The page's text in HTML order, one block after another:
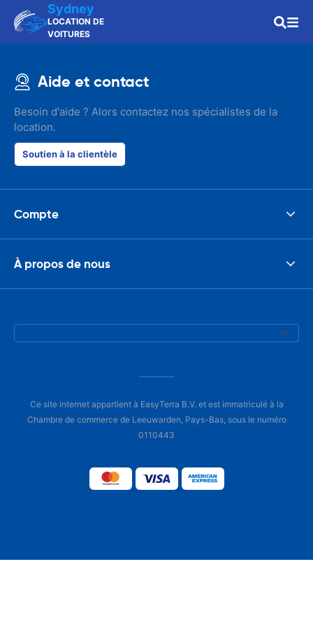
Sydney
LOCATION DE
VOITURES
Aide et contact
Besoin d'aide ? Alors contactez nos spécialistes de la
location.
Soutien à la clientèle
Compte
À propos de nous
Ce site internet appartient à EasyTerra B.V. et est immatriculé à la
Chambre de commerce de Leeuwarden, Pays-Bas, sous le numéro
0110443